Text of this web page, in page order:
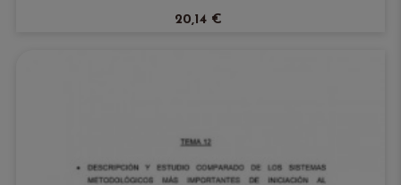
20,14 €